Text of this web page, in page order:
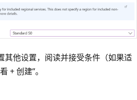
其他设置，阅读并接受条件（如果适
+ 创建”。